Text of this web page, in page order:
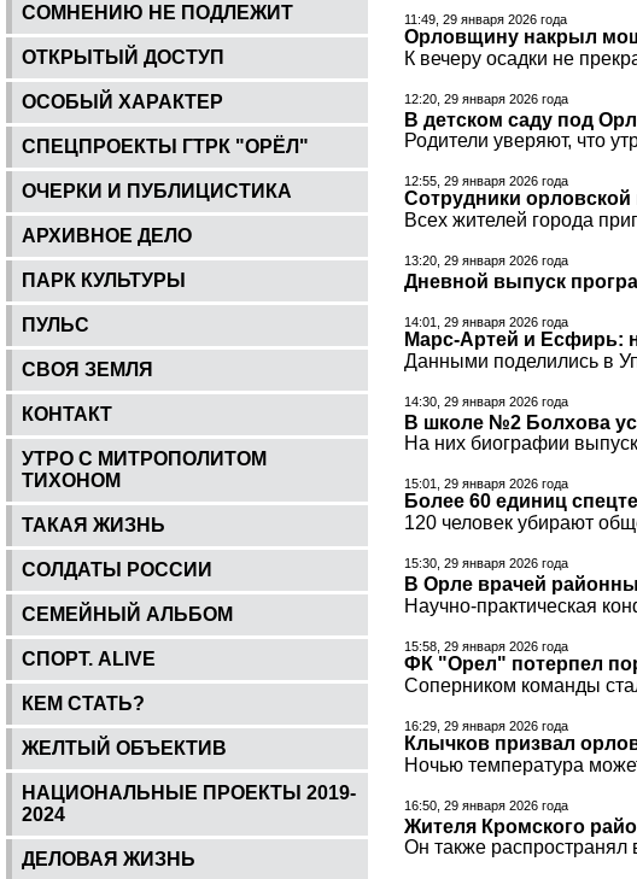
СОМНЕНИЮ НЕ ПОДЛЕЖИТ
ОТКРЫТЫЙ ДОСТУП
ОСОБЫЙ ХАРАКТЕР
СПЕЦПРОЕКТЫ ГТРК "ОРЁЛ"
ОЧЕРКИ И ПУБЛИЦИСТИКА
АРХИВНОЕ ДЕЛО
ПАРК КУЛЬТУРЫ
ПУЛЬС
СВОЯ ЗЕМЛЯ
КОНТАКТ
УТРО С МИТРОПОЛИТОМ
ТИХОНОМ
ТАКАЯ ЖИЗНЬ
СОЛДАТЫ РОССИИ
СЕМЕЙНЫЙ АЛЬБОМ
СПОРТ. ALIVE
КЕМ СТАТЬ?
ЖЕЛТЫЙ ОБЪЕКТИВ
НАЦИОНАЛЬНЫЕ ПРОЕКТЫ 2019-
2024
ДЕЛОВАЯ ЖИЗНЬ
11:49, 29 января 2026 года
Орловщину накрыл
К вечеру осадки не
12:20, 29 января 2026 года
В детском саду под
Родители уверяют, что
12:55, 29 января 2026 года
Сотрудники
Всех жителей города
13:20, 29 января 2026 года
Дневной выпуск
14:01, 29 января 2026 года
Марс-Артей и Есфирь:
Данными поделились в
14:30, 29 января 2026 года
В школе №2 Болхова
На них биографии
15:01, 29 января 2026 года
Более 60 единиц
120 человек убирают
15:30, 29 января 2026 года
В Орле врачей
Научно-практическая
15:58, 29 января 2026 года
ФК "Орел" потерпел
Соперником команды
16:29, 29 января 2026 года
Клычков призвал
Ночью температура
16:50, 29 января 2026 года
Жителя Кромского
Он также